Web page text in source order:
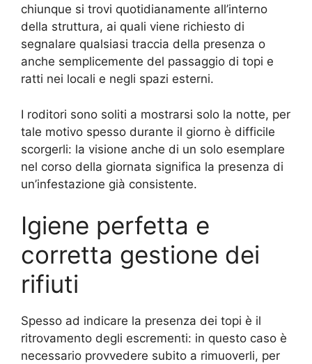
chiunque si trovi quotidianamente all’interno
della struttura, ai quali viene richiesto di
segnalare qualsiasi traccia della presenza o
anche semplicemente del passaggio di topi e
ratti nei locali e negli spazi esterni.
I roditori sono soliti a mostrarsi solo la notte, per
tale motivo spesso durante il giorno è difficile
scorgerli: la visione anche di un solo esemplare
nel corso della giornata significa la presenza di
un’infestazione già consistente.
Igiene perfetta e
corretta gestione dei
rifiuti
Spesso ad indicare la presenza dei topi è il
ritrovamento degli escrementi: in questo caso è
necessario provvedere subito a rimuoverli, per